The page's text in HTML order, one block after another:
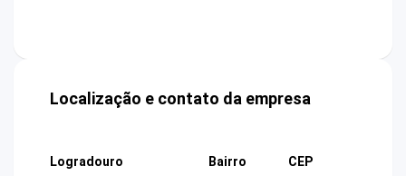
Localização e contato da empresa
Logradouro
Bairro
CEP